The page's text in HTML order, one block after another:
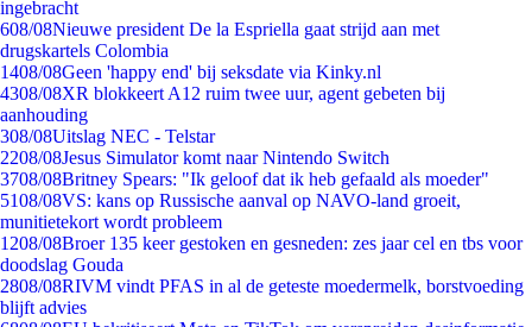
ingebracht
608/08Nieuwe president De la Espriella gaat strijd aan met
drugskartels Colombia
1408/08Geen 'happy end' bij seksdate via Kinky.nl
4308/08XR blokkeert A12 ruim twee uur, agent gebeten bij
aanhouding
308/08Uitslag NEC - Telstar
2208/08Jesus Simulator komt naar Nintendo Switch
3708/08Britney Spears: "Ik geloof dat ik heb gefaald als moeder"
5108/08VS: kans op Russische aanval op NAVO-land groeit,
munitietekort wordt probleem
1208/08Broer 135 keer gestoken en gesneden: zes jaar cel en tbs voor
doodslag Gouda
2808/08RIVM vindt PFAS in al de geteste moedermelk, borstvoeding
blijft advies